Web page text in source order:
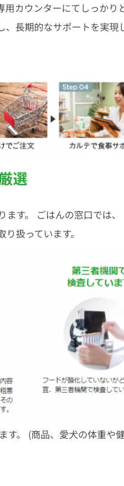
カウンターにてしっか
長期的なサポートを実現
選
す。 ごはんの窓口では
扱っています。
。 (商品、愛犬の体重や